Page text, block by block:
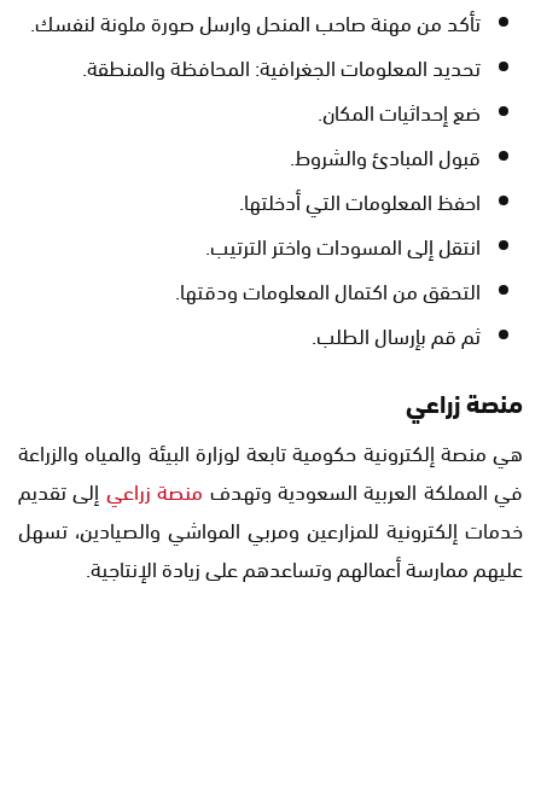
تأكد من مهنة صاحب المنحل وارسل صورة ملونة لنفسك.
تحديد المعلومات الجغرافية: المحافظة والمنطقة.
ضع إحداثيات المكان.
قبول المبادئ والشروط.
احفظ المعلومات التي أدخلتها.
انتقل إلى المسودات واختر الترتيب.
التحقق من اكتمال المعلومات ودقتها.
ثم قم بإرسال الطلب.
منصة زراعي
هي منصة إلكترونية حكومية تابعة لوزارة البيئة والمياه والزراعة
في المملكة العربية السعودية وتهدف منصة زراعي إلى تقديم
خدمات إلكترونية للمزارعين ومربي المواشي والصيادين، تسهل
عليهم ممارسة أعمالهم وتساعدهم على زيادة الإنتاجية.